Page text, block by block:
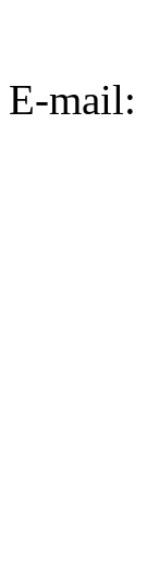
E-mail: